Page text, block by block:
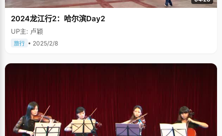
2024龙江行2：哈尔滨Day2
UP主: 卢颖
旅行 • 2025/2/8